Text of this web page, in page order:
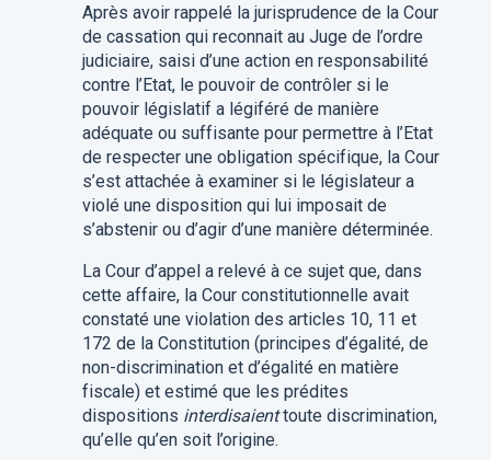
Après avoir rappelé la jurisprudence de la Cour
de cassation qui reconnait au Juge de l’ordre
judiciaire, saisi d’une action en responsabilité
contre l’Etat, le pouvoir de contrôler si le
pouvoir législatif a légiféré de manière
adéquate ou suffisante pour permettre à l’Etat
de respecter une obligation spécifique, la Cour
s’est attachée à examiner si le législateur a
violé une disposition qui lui imposait de
s’abstenir ou d’agir d’une manière déterminée.
La Cour d’appel a relevé à ce sujet que, dans
cette affaire, la Cour constitutionnelle avait
constaté une violation des articles 10, 11 et
172 de la Constitution (principes d’égalité, de
non-discrimination et d’égalité en matière
fiscale) et estimé que les prédites
dispositions interdisaient toute discrimination,
qu’elle qu’en soit l’origine.